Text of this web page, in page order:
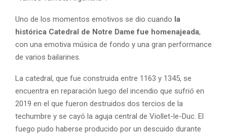
Uno de los momentos emotivos se dio cuando la
histórica Catedral de Notre Dame fue homenajeada,
con una emotiva música de fondo y una gran performance
de varios bailarines.
La catedral, que fue construida entre 1163 y 1345, se
encuentra en reparación luego del incendio que sufrió en
2019 en el que fueron destruidos dos tercios de la
techumbre y se cayó la aguja central de Viollet-le-Duc. El
fuego pudo haberse producido por un descuido durante